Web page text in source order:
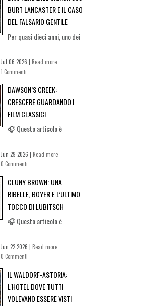
BURT LANCASTER E IL CASO
DEL FALSARIO GENTILE
Per quasi dieci anni, uno dei
Jul 06 2026 | Read more
1 Commenti
DAWSON’S CREEK:
CRESCERE GUARDANDO I
FILM CLASSICI
🎧 Questo articolo è
Jun 29 2026 | Read more
0 Commenti
CLUNY BROWN: UNA
RIBELLE, BOYER E L’ULTIMO
TOCCO DI LUBITSCH
🎧 Questo articolo è
Jun 22 2026 | Read more
0 Commenti
IL WALDORF-ASTORIA:
L'HOTEL DOVE TUTTI
VOLEVANO ESSERE VISTI